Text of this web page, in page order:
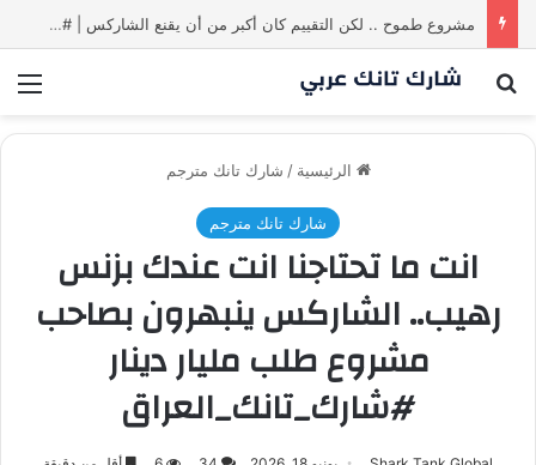
مشروع طموح .. لكن التقييم كان أكبر من أن يقنع الشاركس | #شارك تانك لعراق
بحث عن
الرئيسية / شارك تانك مترجم
شارك تانك مترجم
انت ما تحتاجنا انت عندك بزنس
رهيب.. الشاركس ينبهرون بصاحب
مشروع طلب مليار دينار
#شارك_تانك_العراق